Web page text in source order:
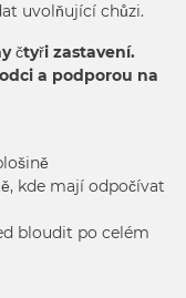
uvolňující chůzi.
čtyři zastavení.
a podporou na
kde mají odpočívat
bloudit po celém